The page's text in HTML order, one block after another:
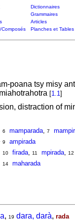
Dictionnaires
Grammaires
Articles
Composés Planches et Tables
poana tsy misy
[1.1]
distraction of
6 mamparada, 7
9
ampirada
10 firada, 11 mpirada, 12
14 maharada
, 19 dara, darà, rada